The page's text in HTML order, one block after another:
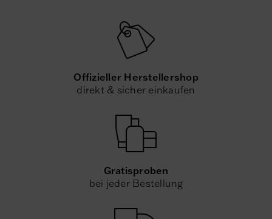
Offizieller Herstellershop
direkt & sicher einkaufen
Gratisproben
bei jeder Bestellung